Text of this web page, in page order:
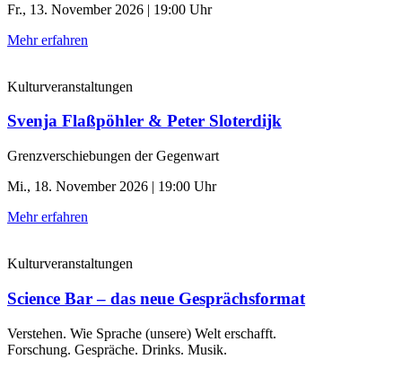
Fr., 13. November 2026 | 19:00 Uhr
Mehr erfahren
Kulturveranstaltungen
Svenja Flaßpöhler & Peter Sloterdijk
Grenzverschiebungen der Gegenwart
Mi., 18. November 2026 | 19:00 Uhr
Mehr erfahren
Kulturveranstaltungen
Science Bar – das neue Gesprächsformat
Verstehen. Wie Sprache (unsere) Welt erschafft.
Forschung. Gespräche. Drinks. Musik.